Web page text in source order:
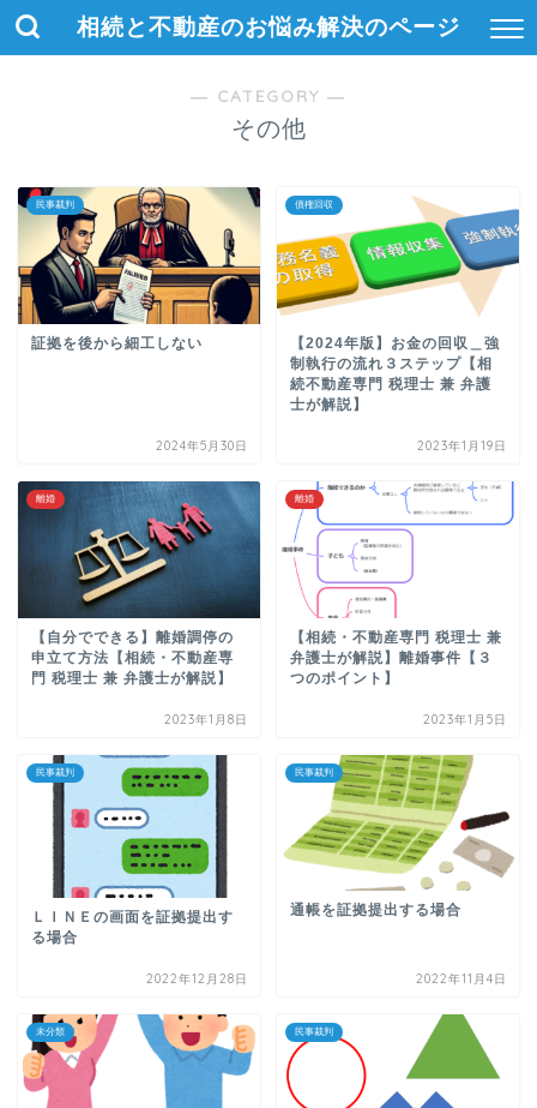
相続と不動産のお悩み解決のページ
― CATEGORY ―
その他
民事裁判
証拠を後から細工しない
2024年5月30日
債権回収
【2024年版】お金の回収＿強
制執行の流れ３ステップ【相
続不動産専門 税理士 兼 弁護
士が解説】
2023年1月19日
離婚
【自分でできる】離婚調停の
申立て方法【相続・不動産専
門 税理士 兼 弁護士が解説】
2023年1月8日
離婚
【相続・不動産専門 税理士 兼
弁護士が解説】離婚事件【３
つのポイント】
2023年1月5日
民事裁判
ＬＩＮＥの画面を証拠提出す
る場合
2022年12月28日
民事裁判
通帳を証拠提出する場合
2022年11月4日
未分類 民事裁判